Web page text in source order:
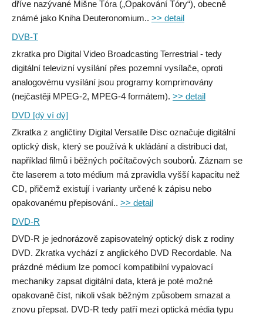
dříve nazývané Mišne Tóra („Opakování Tóry“), obecně
známé jako Kniha Deuteronomium.. >> detail
DVB-T
zkratka pro Digital Video Broadcasting Terrestrial - tedy
digitální televizní vysílání přes pozemní vysílače, oproti
analogovému vysílání jsou programy komprimovány
(nejčastěji MPEG-2, MPEG-4 formátem). >> detail
DVD [dý ví dý]
Zkratka z angličtiny Digital Versatile Disc označuje digitální
optický disk, který se používá k ukládání a distribuci dat,
například filmů i běžných počítačových souborů. Záznam se
čte laserem a toto médium má zpravidla vyšší kapacitu než
CD, přičemž existují i varianty určené k zápisu nebo
opakovanému přepisování.. >> detail
DVD-R
DVD-R je jednorázově zapisovatelný optický disk z rodiny
DVD. Zkratka vychází z anglického DVD Recordable. Na
prázdné médium lze pomocí kompatibilní vypalovací
mechaniky zapsat digitální data, která je poté možné
opakovaně číst, nikoli však běžným způsobem smazat a
znovu přepsat. DVD-R tedy patří mezi optická média typu